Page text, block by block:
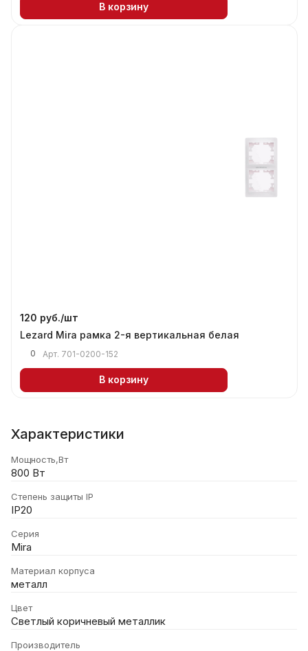
В корзину
120 руб./шт
Lezard Mira рамка 2-я вертикальная белая
0 Арт. 701-0200-152
В корзину
Характеристики
Мощность,Вт
800 Вт
Степень защиты IP
IP20
Серия
Mira
Материал корпуса
металл
Цвет
Светлый коричневый металлик
Производитель